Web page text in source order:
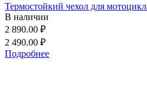
Термостойкий чехол для
В наличии
2 890.00 ₽
2 490.00 ₽
Подробнее